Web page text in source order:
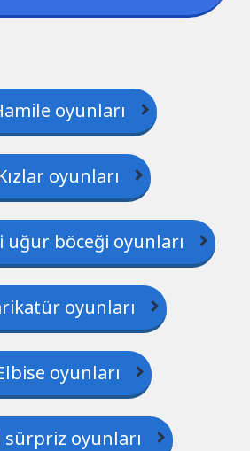
oyunları
oyunları
uğur böceği oyunları
oyunları
oyunları
sürpriz oyunları